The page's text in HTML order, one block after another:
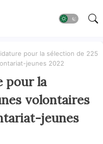
pour la sélection de 225
jeunes 2022
pour la
volontaires
jeunes